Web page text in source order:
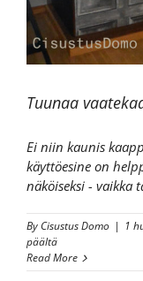
Tuunaa
Ei niin kaunis
käyttöesine on
näköiseksi - vaikka
By Cisustus Domo | 1
päältäartikkelissa
Tuunaa
vaatekaappi
Read More